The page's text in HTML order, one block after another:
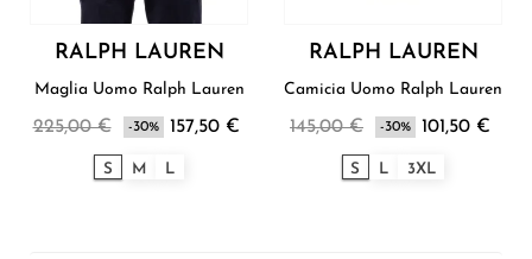
RALPH LAUREN
Maglia Uomo Ralph Lauren
225,00 € -30% 157,50 €
S M L
RALPH LAUREN
Camicia Uomo Ralph Lauren
145,00 € -30% 101,50 €
S L 3XL